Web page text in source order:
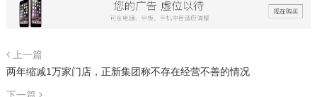
上一篇
两年缩减1万家门店，正新集团称不存在经营不善的情况